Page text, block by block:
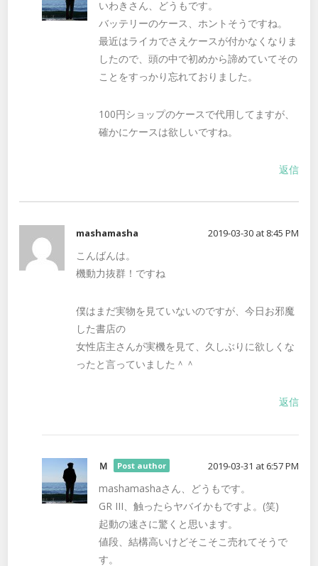
いわきさん、どうもです。
バッテリーのケース、ホントそうですね。
最近はライカでさえケースが付かなくなりま
したので、頭の中で初めから諦めていてその
ことをすっかり忘れておりました。
100円ショップのケースで代用してますが、
確かにケースは欲しいですね。
返信
mashamasha 2019-03-30 at 8:45 PM
こんばんは。
機動力抜群！ですね
僕はまだ実物を見ていないのですが、今日お邪魔
した書店の
女性店主さんが実機を見て、久しぶりに欲しくな
ったと言っていました＾＾
返信
Ｍ Post author 2019-03-31 at 6:57 PM
mashamashaさん、どうもです。
GR III、触ったらヤバイかもですよ。(笑)
起動の速さに驚くと思います。
値段、結構高いけどそこそこ売れてそうで
す。